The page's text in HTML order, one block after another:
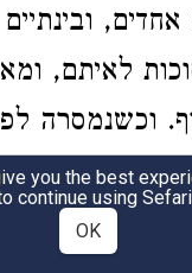
לאיתם,
וכשנמסרה
ישראל אל
you the best
continue using
OK